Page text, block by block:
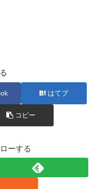
はてブ
コピー
ーする